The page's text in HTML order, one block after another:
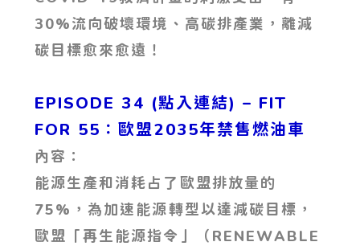
30%流向破壞環境、高碳排產業，離減
碳目標愈來愈遠！
EPISODE 34 (點入連結) – FIT
FOR 55：歐盟2035年禁售燃油車
內容：
能源生產和消耗占了歐盟排放量的
75%，為加速能源轉型以達減碳目標，
歐盟「再生能源指令」（RENEWABLE